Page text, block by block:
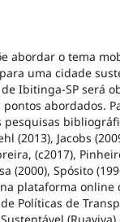
abordar o tema
uma cidade
Ibitinga-SP será
abordados.
(2013), Jacobs
(c2017),
(2000), Spósito
plataforma online
Políticas de